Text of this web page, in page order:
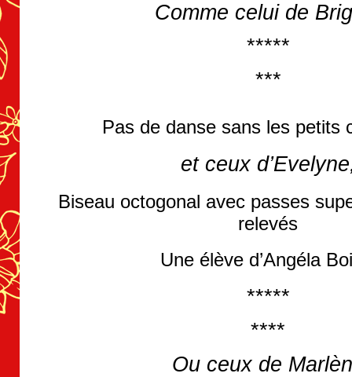
Comme celui de
*****
***
Pas de danse sans les petits
et ceux
Biseau octogonal avec passes
relevés
Une élève d’Angéla
*****
****
Ou ceux de